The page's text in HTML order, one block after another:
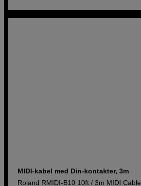
MIDI-kabel med Din-kontakter, 3m
Roland RMIDI-B10 10ft / 3m MIDI Cable